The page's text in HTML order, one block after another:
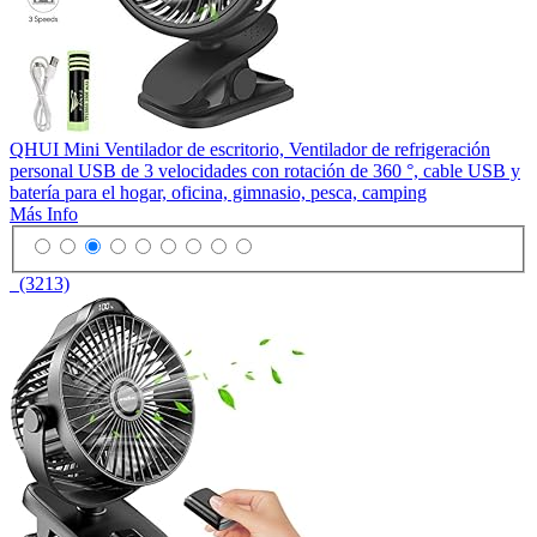
QHUI Mini Ventilador de escritorio, Ventilador de refrigeración
personal USB de 3 velocidades con rotación de 360 °, cable USB y
batería para el hogar, oficina, gimnasio, pesca, camping
Más Info
(3213)